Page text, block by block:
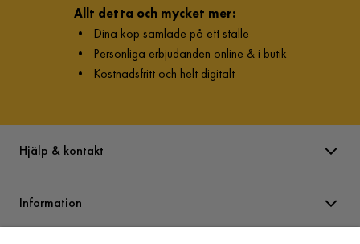
Allt detta och mycket mer:
• Dina köp samlade på ett ställe
• Personliga erbjudanden online & i butik
• Kostnadsfritt och helt digitalt
Hjälp & kontakt
Information